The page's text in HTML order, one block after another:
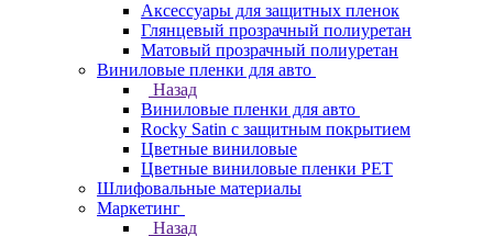
Аксессуары для защитных пленок
Глянцевый прозрачный полиуретан
Матовый прозрачный полиуретан
Виниловые пленки для авто
Назад
Виниловые пленки для авто
Rocky Satin с защитным покрытием
Цветные виниловые
Цветные виниловые пленки PET
Шлифовальные материалы
Маркетинг
Назад